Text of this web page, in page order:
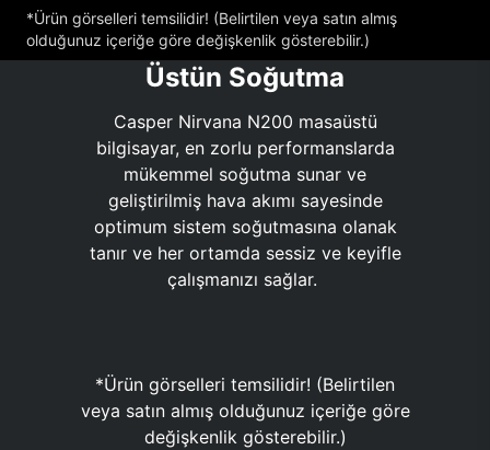
*Ürün görselleri temsilidir! (Belirtilen veya satın almış
olduğunuz içeriğe göre değişkenlik gösterebilir.)
Üstün Soğutma
Casper Nirvana N200 masaüstü
bilgisayar, en zorlu performanslarda
mükemmel soğutma sunar ve
geliştirilmiş hava akımı sayesinde
optimum sistem soğutmasına olanak
tanır ve her ortamda sessiz ve keyifle
çalışmanızı sağlar.
*Ürün görselleri temsilidir! (Belirtilen
veya satın almış olduğunuz içeriğe göre
değişkenlik gösterebilir.)